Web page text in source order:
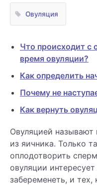
Овуляция
Что происходит
время овуляции?
Как определить
Почему не
Как вернуть
Овуляцией называют
из яичника. Только
оплодотворить
овуляции
забеременеть, и тех,